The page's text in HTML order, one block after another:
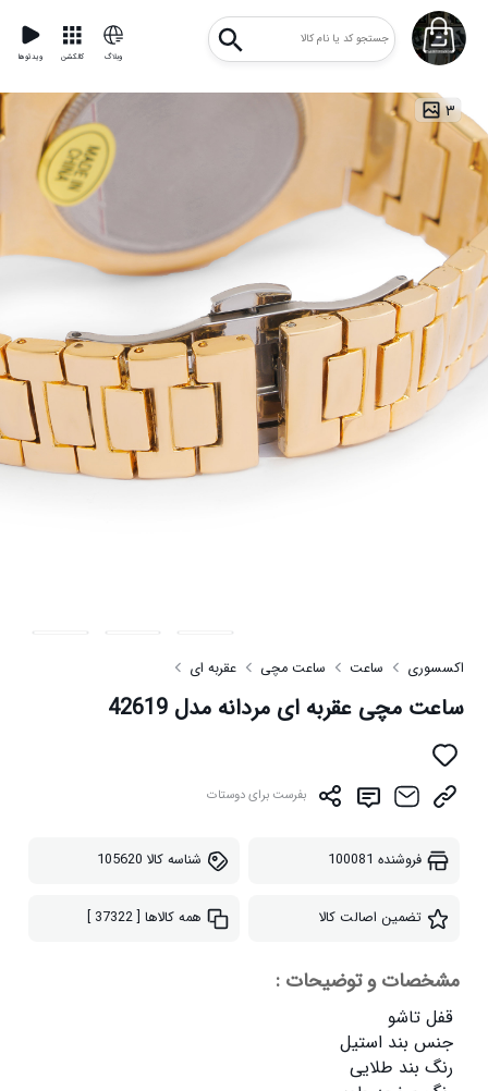
ویدئوها کالکشن وبلاگ
۳
اکسسوری ساعت ساعت مچی عقربه ای
ساعت مچی عقربه ای مردانه مدل 42619
بفرست برای دوستات
فروشنده 100081 شناسه کالا 105620
تضمین اصالت کالا همه کالاها [ 37322 ]
مشخصات و توضیحات :